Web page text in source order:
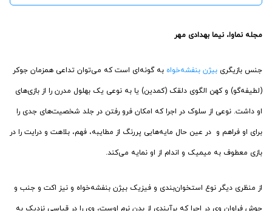
مجله نماوا، نیما بهدادی مهر
جنس بازیگری بیژن بنفشه‌خواه به گونه‌ای است که می‌توان تداعی همزمان جوکر
(لطیفه‌گو) و کهن الگوی دلقک (کمدین) یا به نوعی یک بهلول مدرن را از بازی‌های
او داشت. نوعی از سلوک در اجرا که امکان فرو رفتن در جلد شخصیت‌های جدی را
برای او فراهم و در عین حال مایه‌هایی پررنگ از مطایبه، فهم، بلاهت و درایت را در
بازی معطوف به میمیک و اندام از او نمایه می‌کند.
از منظری دیگر نوع استخوان‌بندی و فیزیک بیژن بنفشه‌خواه و نیز اکت و جنب و
جوش فراوان وی در اجرا که برآیندی از بدن نرم اوست، وی را در قیاسی نزدیک به